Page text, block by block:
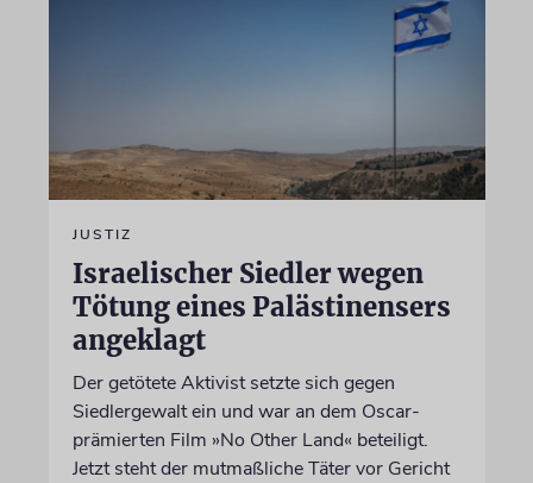
JUSTIZ
Israelischer Siedler wegen
Tötung eines Palästinensers
angeklagt
Der getötete Aktivist setzte sich gegen
Siedlergewalt ein und war an dem Oscar-
prämierten Film »No Other Land« beteiligt.
Jetzt steht der mutmaßliche Täter vor Gericht